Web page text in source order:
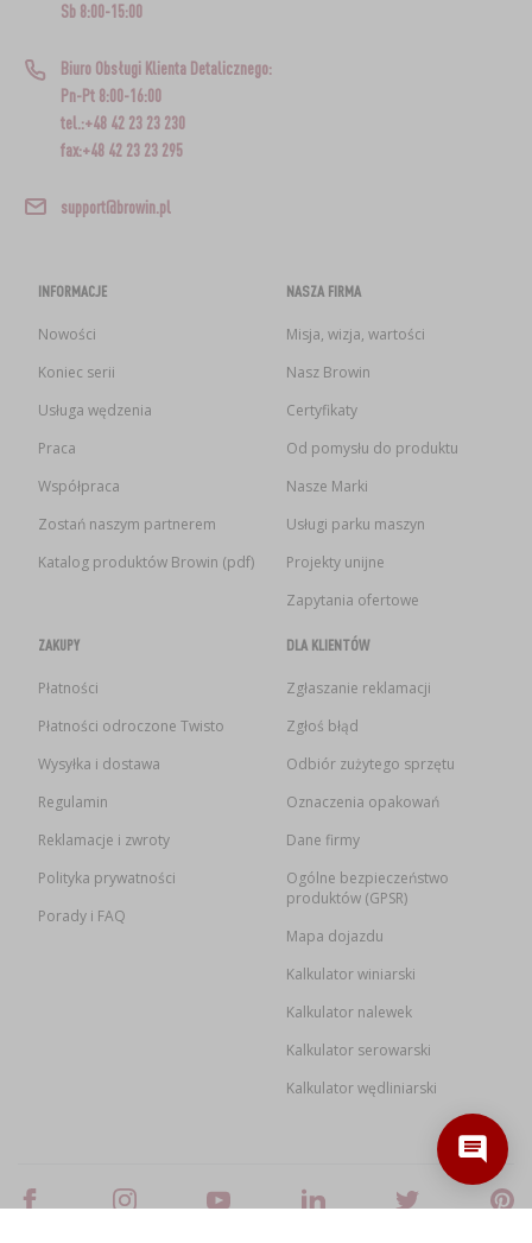
Sb 8:00-15:00
Biuro Obsługi Klienta Detalicznego:
Pn-Pt 8:00-16:00
tel.:+48 42 23 23 230
fax:+48 42 23 23 295
support@browin.pl
INFORMACJE
Nowości
Koniec serii
Usługa wędzenia
Praca
Współpraca
Zostań naszym partnerem
Katalog produktów Browin (pdf)
NASZA FIRMA
Misja, wizja, wartości
Nasz Browin
Certyfikaty
Od pomysłu do produktu
Nasze Marki
Usługi parku maszyn
Projekty unijne
Zapytania ofertowe
ZAKUPY
Płatności
Płatności odroczone Twisto
Wysyłka i dostawa
Regulamin
Reklamacje i zwroty
Polityka prywatności
Porady i FAQ
DLA KLIENTÓW
Zgłaszanie reklamacji
Zgłoś błąd
Odbiór zużytego sprzętu
Oznaczenia opakowań
Dane firmy
Ogólne bezpieczeństwo
produktów (GPSR)
Mapa dojazdu
Kalkulator winiarski
Kalkulator nalewek
Kalkulator serowarski
Kalkulator wędliniarski